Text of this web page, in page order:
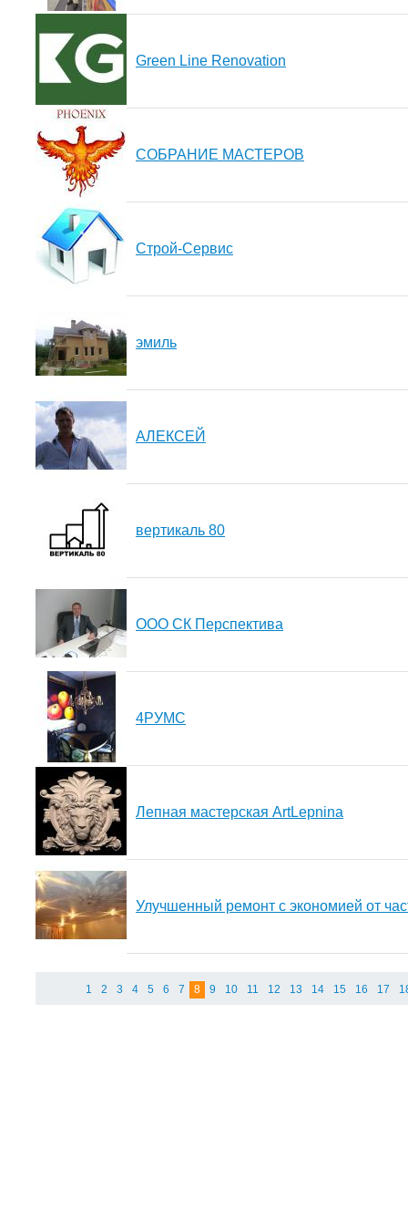
Green Line Renovation
СОБРАНИЕ МАСТЕРОВ
Строй-Сервис
эмиль
АЛЕКСЕЙ
вертикаль 80
ООО СК Перспектива
4РУМС
Лепная мастерская ArtLepnina
Улучшенный ремонт с экономией от
1 2 3 4 5 6 7 8 9 10 11 12 13 14 15 16 17